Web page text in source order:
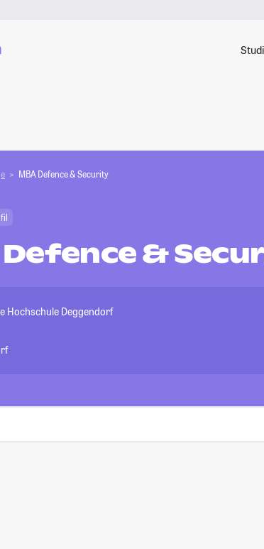
MBA Defence & Security
Defence &
Hochschule Deggendorf